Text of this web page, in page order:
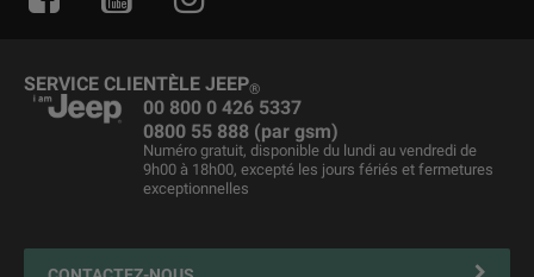
Véhicules d'occasion
Maintenance du véhicule
Assistance routière
4xe Plug-in Hybrid solutions de recharge et entretien
SERVICE CLIENTÈLE JEEP®
00 800 0 426 5337
0800 55 888 (par gsm)
Numéro gratuit, disponible du lundi au vendredi de
9h00 à 18h00, excepté les jours fériés et fermetures
exceptionnelles